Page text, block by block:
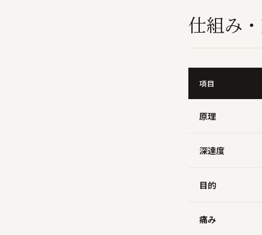
仕組み
項目
原理
深達度
目的
痛み